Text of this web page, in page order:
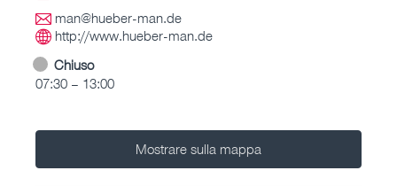
man@hueber-man.de
http://www.hueber-man.de
Chiuso
07:30 – 13:00
Mostrare sulla mappa